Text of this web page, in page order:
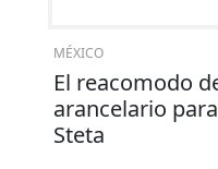
MÉXICO
El reacomodo
arancelario
Steta